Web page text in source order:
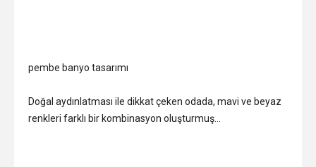
pembe banyo tasarımı
Doğal aydınlatması ile dikkat çeken odada, mavi ve beyaz
renkleri farklı bir kombinasyon oluşturmuş…